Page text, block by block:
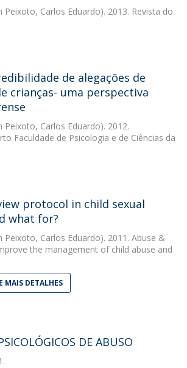
Peixoto, Carlos Eduardo). 2013. Revista do
de alegações de
crianças- uma perspectiva
Peixoto, Carlos Eduardo). 2012.
Faculdade de Psicologia e de Ciências da
protocol in child sexual
what for?
Peixoto, Carlos Eduardo). 2011. Abuse &
the management of child abuse and
MAIS DETALHES
DE ABUSO